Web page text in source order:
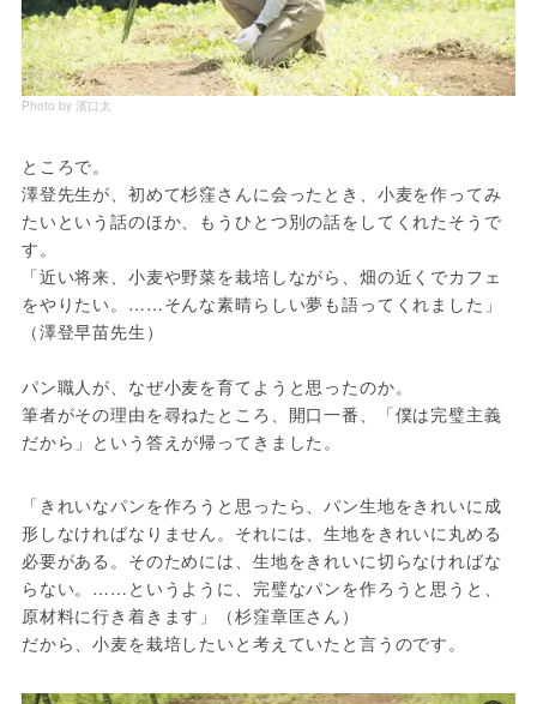
Photo by 濱口太
ところで。
澤登先生が、初めて杉窪さんに会ったとき、小麦を作ってみ
たいという話のほか、もうひとつ別の話をしてくれたそうで
す。
「近い将来、小麦や野菜を栽培しながら、畑の近くでカフェ
をやりたい。……そんな素晴らしい夢も語ってくれました」
（澤登早苗先生）
パン職人が、なぜ小麦を育てようと思ったのか。
筆者がその理由を尋ねたところ、開口一番、「僕は完璧主義
「きれいなパンを作ろうと思ったら、パン生地をきれいに成
形しなければなりません。それには、生地をきれいに丸める
必要がある。そのためには、生地をきれいに切らなければな
らない。……というように、完璧なパンを作ろうと思うと、
原材料に行き着きます」（杉窪章匡さん）